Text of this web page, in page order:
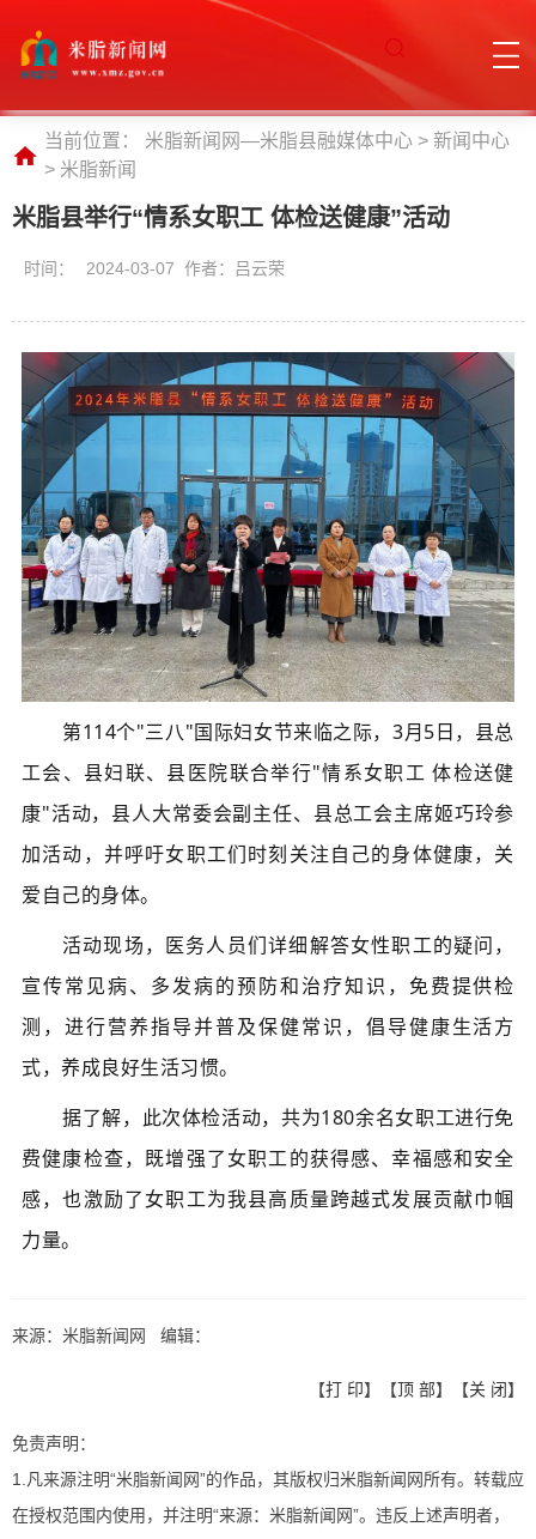
当前位置： 米脂新闻网—米脂县融媒体中心 > 新闻中心
> 米脂新闻
米脂县举行“情系女职工 体检送健康”活动
时间： 2024-03-07 作者：吕云荣
第114个"三八"国际妇女节来临之际，3月5日，县总
工会、县妇联、县医院联合举行"情系女职工 体检送健
康"活动，县人大常委会副主任、县总工会主席姬巧玲参
加活动，并呼吁女职工们时刻关注自己的身体健康，关
爱自己的身体。
活动现场，医务人员们详细解答女性职工的疑问，
宣传常见病、多发病的预防和治疗知识，免费提供检
测，进行营养指导并普及保健常识，倡导健康生活方
式，养成良好生活习惯。
据了解，此次体检活动，共为180余名女职工进行免
费健康检查，既增强了女职工的获得感、幸福感和安全
感，也激励了女职工为我县高质量跨越式发展贡献巾帼
力量。
来源：米脂新闻网 编辑：
【打 印】【顶 部】【关 闭】
免责声明：
1.凡来源注明“米脂新闻网”的作品，其版权归米脂新闻网所有。转载应
在授权范围内使用，并注明“来源：米脂新闻网”。违反上述声明者，